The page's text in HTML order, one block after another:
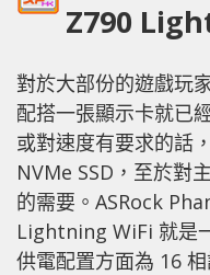
Z790
對於大部份的遊戲玩
配搭一張顯示卡就已
或對速度有要求的話
NVMe SSD，至於對
的需要。ASRock
Lightning WiFi 就是
供電配置方面為 16